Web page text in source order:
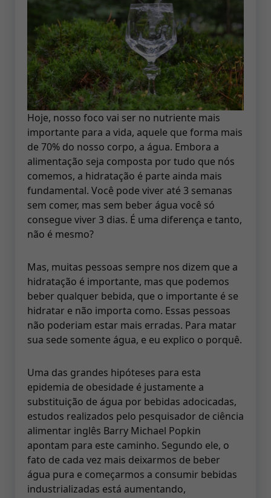
Hoje, nosso foco vai ser no nutriente mais
importante para a vida, aquele que forma mais
de 70% do nosso corpo, a água. Embora a
alimentação seja composta por tudo que nós
comemos, a hidratação é parte ainda mais
fundamental. Você pode viver até 3 semanas
sem comer, mas sem beber água você só
consegue viver 3 dias. É uma diferença e tanto,
não é mesmo?
Mas, muitas pessoas sempre nos dizem que a
hidratação é importante, mas que podemos
beber qualquer bebida, que o importante é se
hidratar e não importa como. Essas pessoas
não poderiam estar mais erradas. Para matar
sua sede somente água, e eu explico o porquê.
Uma das grandes hipóteses para esta
epidemia de obesidade é justamente a
substituição de água por bebidas adocicadas,
estudos realizados pelo pesquisador de ciência
alimentar inglês Barry Michael Popkin
apontam para este caminho. Segundo ele, o
fato de cada vez mais deixarmos de beber
água pura e começarmos a consumir bebidas
industrializadas está aumentando,